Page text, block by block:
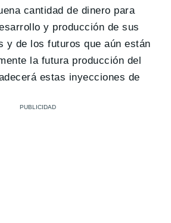
cantidad de dinero para
y producción de sus
y de los futuros que aún están
la futura producción del
estas inyecciones de